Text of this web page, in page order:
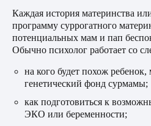
Каждая история материнства
программу суррогатного
потенциальных мам и пап
Обычно психолог работает со
на кого будет похож
генетический фонд сурмамы;
как подготовиться к
ЭКО или беременности;